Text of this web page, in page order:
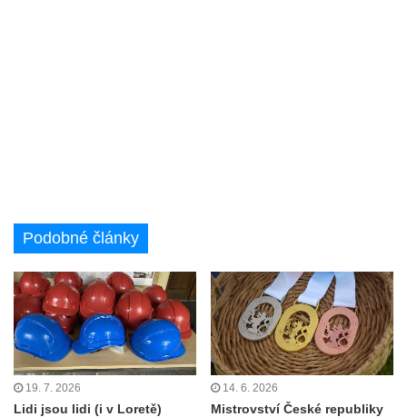
Podobné články
19. 7. 2026
Lidi jsou lidi (i v Loretě)
14. 6. 2026
Mistrovství České republiky